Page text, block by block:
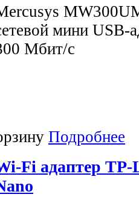
мини USB-
Мбит/с
Подробнее
Fi адаптер